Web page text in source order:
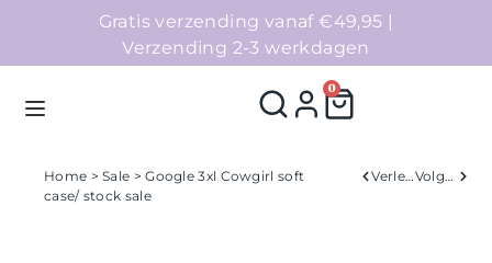
Gratis verzending vanaf €49,95 |
Verzending 2-3 werkdagen
0
Home >Sale > Google 3xl Cowgirl soft
case/ stock sale
Verleden Volgend